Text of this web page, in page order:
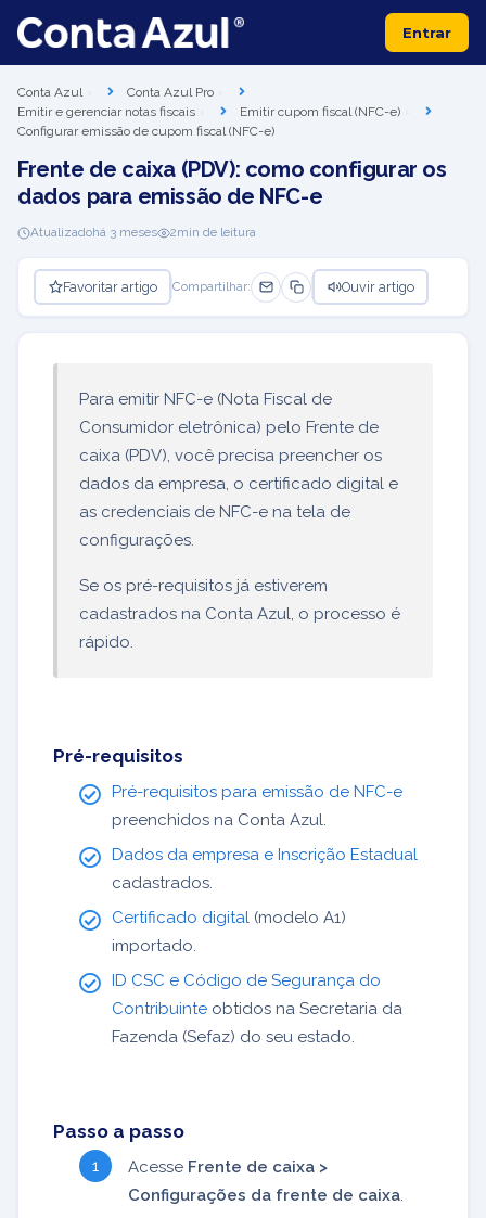
Entrar
Conta Azul
Conta Azul Pro
Emitir e gerenciar notas fiscais
Emitir cupom fiscal (NFC-e)
Configurar emissão de cupom fiscal (NFC-e)
Frente de caixa (PDV): como configurar os
dados para emissão de NFC-e
Atualizadohá 3 meses 2min de leitura
Favoritar artigo Compartilhar: Ouvir artigo
Para emitir NFC-e (Nota Fiscal de
Consumidor eletrônica) pelo Frente de
caixa (PDV), você precisa preencher os
dados da empresa, o certificado digital e
as credenciais de NFC-e na tela de
configurações.
Se os pré-requisitos já estiverem
cadastrados na Conta Azul, o processo é
rápido.
Pré-requisitos
Pré-requisitos para emissão de NFC-e
preenchidos na Conta Azul.
Dados da empresa e Inscrição Estadual
cadastrados.
Certificado digital (modelo A1)
importado.
ID CSC e Código de Segurança do
Contribuinte obtidos na Secretaria da
Fazenda (Sefaz) do seu estado.
Passo a passo
Acesse Frente de caixa >
Configurações da frente de caixa